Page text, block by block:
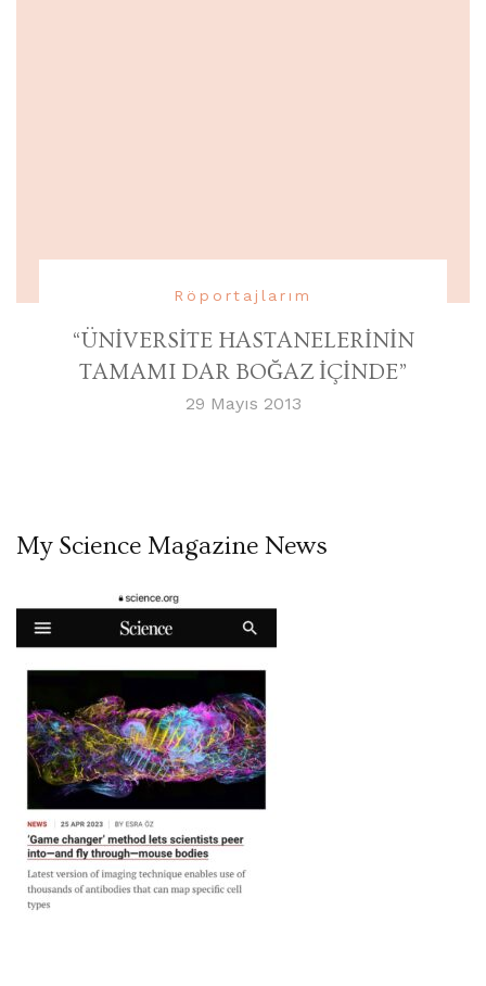
Röportajlarım
“ÜNİVERSİTE HASTANELERİNİN
TAMAMI DAR BOĞAZ İÇİNDE”
29 Mayıs 2013
My Science Magazine News